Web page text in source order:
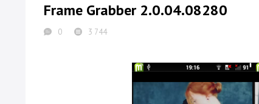
Frame Grabber 2.0.04.08280
0 3 744